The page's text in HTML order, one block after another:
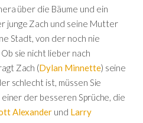
über die Bäume und ein
junge Zach und seine Mutter
Stadt, von der noch nie
sie nicht lieber nach
Zach (Dylan Minnette) seine
schlecht ist, müssen Sie
der besseren Sprüche, die
Alexander und Larry